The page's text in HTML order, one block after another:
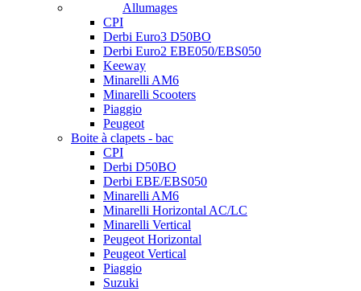
Allumages
CPI
Derbi Euro3 D50BO
Derbi Euro2 EBE050/EBS050
Keeway
Minarelli AM6
Minarelli Scooters
Piaggio
Peugeot
Boite à clapets - bac
CPI
Derbi D50BO
Derbi EBE/EBS050
Minarelli AM6
Minarelli Horizontal AC/LC
Minarelli Vertical
Peugeot Horizontal
Peugeot Vertical
Piaggio
Suzuki